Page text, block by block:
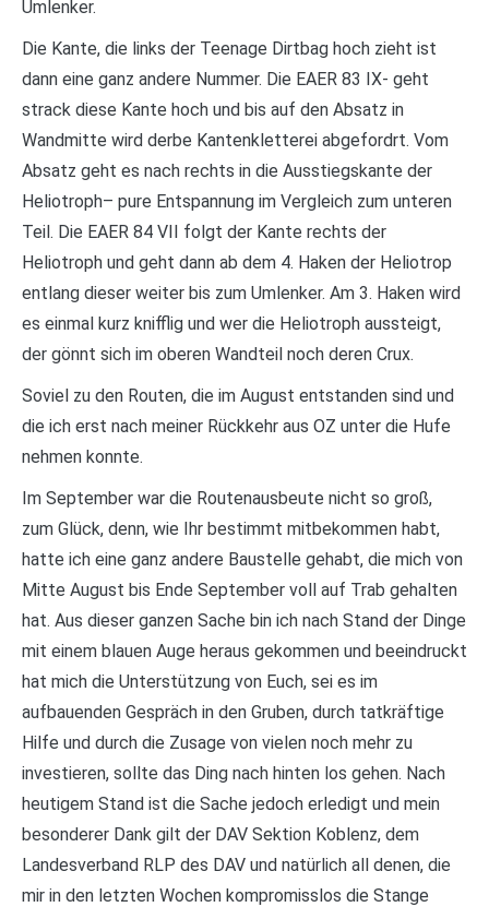
Umlenker.
Die Kante, die links der Teenage Dirtbag hoch zieht ist
dann eine ganz andere Nummer. Die EAER 83 IX- geht
strack diese Kante hoch und bis auf den Absatz in
Wandmitte wird derbe Kantenkletterei abgefordrt. Vom
Absatz geht es nach rechts in die Ausstiegskante der
Heliotroph– pure Entspannung im Vergleich zum unteren
Teil. Die EAER 84 VII folgt der Kante rechts der
Heliotroph und geht dann ab dem 4. Haken der Heliotrop
entlang dieser weiter bis zum Umlenker. Am 3. Haken wird
es einmal kurz knifflig und wer die Heliotroph aussteigt,
der gönnt sich im oberen Wandteil noch deren Crux.
Soviel zu den Routen, die im August entstanden sind und
die ich erst nach meiner Rückkehr aus OZ unter die Hufe
nehmen konnte.
Im September war die Routenausbeute nicht so groß,
zum Glück, denn, wie Ihr bestimmt mitbekommen habt,
hatte ich eine ganz andere Baustelle gehabt, die mich von
Mitte August bis Ende September voll auf Trab gehalten
hat. Aus dieser ganzen Sache bin ich nach Stand der Dinge
mit einem blauen Auge heraus gekommen und beeindruckt
hat mich die Unterstützung von Euch, sei es im
aufbauenden Gespräch in den Gruben, durch tatkräftige
Hilfe und durch die Zusage von vielen noch mehr zu
investieren, sollte das Ding nach hinten los gehen. Nach
heutigem Stand ist die Sache jedoch erledigt und mein
besonderer Dank gilt der DAV Sektion Koblenz, dem
Landesverband RLP des DAV und natürlich all denen, die
mir in den letzten Wochen kompromisslos die Stange